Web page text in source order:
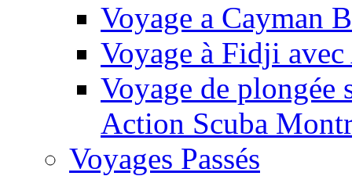
Voyage a Cayman
Voyage à Fidji
Voyage de plongée
Action Scuba
Voyages Passés